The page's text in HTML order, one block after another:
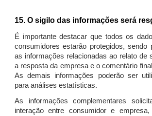
15. O sigilo das informações será
É importante destacar que todos os
consumidores estarão protegidos, sendo
as informações relacionadas ao relato de
a resposta da empresa e o comentário
As demais informações poderão ser
para análises estatísticas.
As informações complementares
interação entre consumidor e